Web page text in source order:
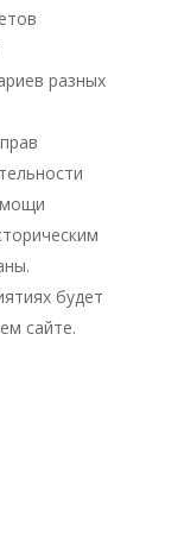
разных
будет
сайте.